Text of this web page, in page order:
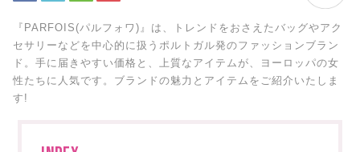
『PARFOIS(パルフォワ)』は、トレンドをおさえたバッグやアク
セサリーなどを中心的に扱うポルトガル発のファッションブラン
ド。手に届きやすい価格と、上質なアイテムが、ヨーロッパの女
性たちに人気です。ブランドの魅力とアイテムをご紹介いたしま
す!